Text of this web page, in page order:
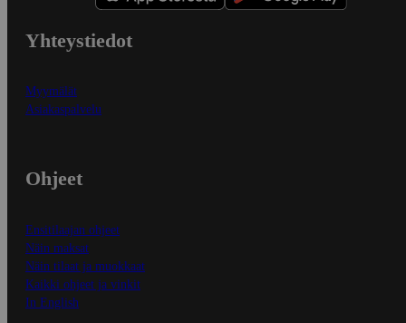
Yhteystiedot
Myymälät
Asiakaspalvelu
Ohjeet
Ensitilaajan ohjeet
Näin maksat
Näin tilaat ja muokkaat
Kaikki ohjeet ja vinkit
In English